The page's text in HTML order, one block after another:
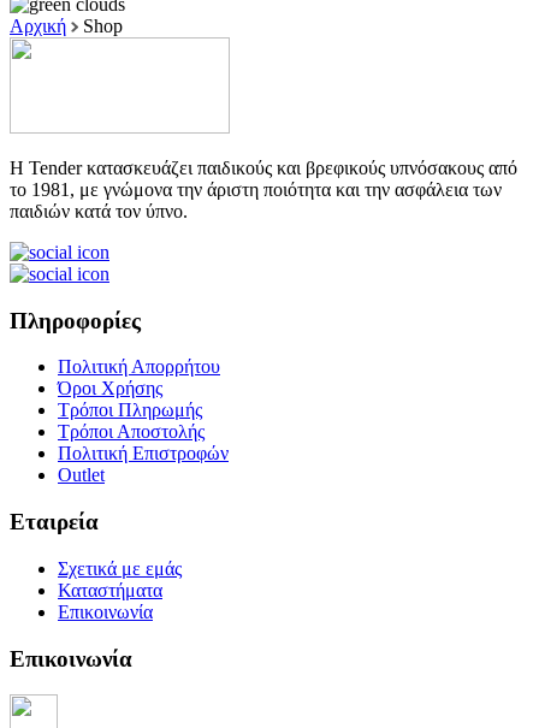
Αρχική Shop
Η Tender κατασκευάζει παιδικούς και βρεφικούς υπνόσακους από
το 1981, με γνώμονα την άριστη ποιότητα και την ασφάλεια των
παιδιών κατά τον ύπνο.
Πληροφορίες
Πολιτική Απορρήτου
Όροι Χρήσης
Τρόποι Πληρωμής
Τρόποι Αποστολής
Πολιτική Επιστροφών
Outlet
Εταιρεία
Σχετικά με εμάς
Καταστήματα
Επικοινωνία
Επικοινωνία